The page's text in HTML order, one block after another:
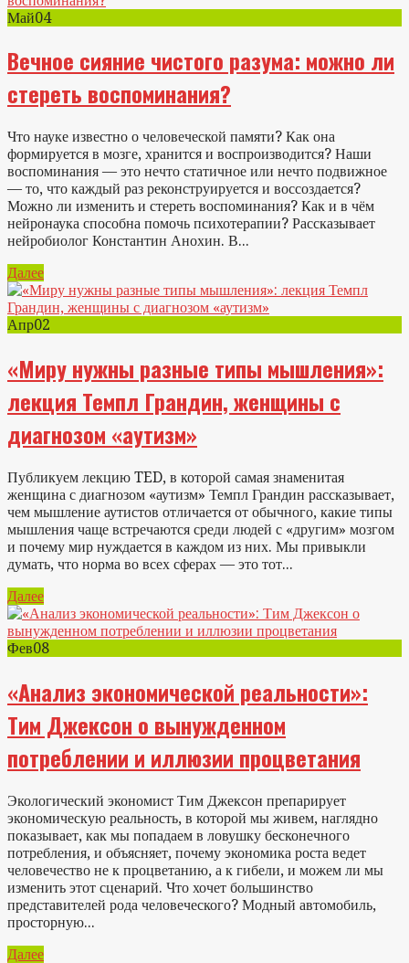
Май04
Вечное сияние чистого разума: можно ли
стереть воспоминания?
Что науке известно о человеческой памяти? Как она
формируется в мозге, хранится и воспроизводится? Наши
воспоминания — это нечто статичное или нечто подвижное
— то, что каждый раз реконструируется и воссоздается?
Можно ли изменить и стереть воспоминания? Как и в чём
нейронаука способна помочь психотерапии? Рассказывает
нейробиолог Константин Анохин. В...
Далее
Апр02
«Миру нужны разные типы мышления»:
лекция Темпл Грандин, женщины с
диагнозом «аутизм»
Публикуем лекцию TED, в которой самая знаменитая
женщина с диагнозом «аутизм» Темпл Грандин рассказывает,
чем мышление аутистов отличается от обычного, какие типы
мышления чаще встречаются среди людей с «другим» мозгом
и почему мир нуждается в каждом из них. Мы привыкли
думать, что норма во всех сферах — это тот...
Далее
Фев08
«Анализ экономической реальности»:
Тим Джексон о вынужденном
потреблении и иллюзии процветания
Экологический экономист Тим Джексон препарирует
экономическую реальность, в которой мы живем, наглядно
показывает, как мы попадаем в ловушку бесконечного
потребления, и объясняет, почему экономика роста ведет
человечество не к процветанию, а к гибели, и можем ли мы
изменить этот сценарий. Что хочет большинство
представителей рода человеческого? Модный автомобиль,
просторную...
Далее